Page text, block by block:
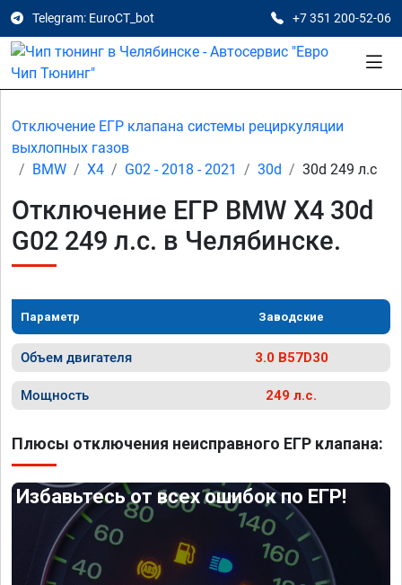
Telegram: EuroCT_bot +7 351 200-52-06
Отключение ЕГР клапана системы рециркуляции
выхлопных газов
BMW
X4 G02 - 2018 - 2021 30d 30d 249 л.с
Отключение ЕГР BMW X4 30d
G02 249 л.с. в Челябинске.
Параметр Заводские
Объем двигателя 3.0 B57D30
Мощность 249 л.с.
Плюсы отключения неисправного ЕГР клапана:
Избавьтесь от всех ошибок по ЕГР!